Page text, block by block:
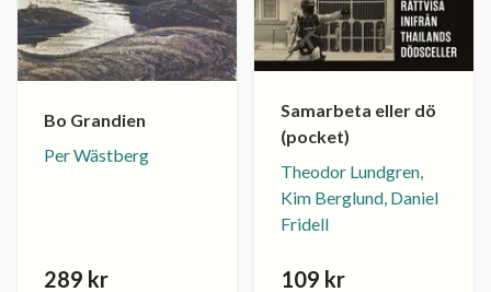
Bo Grandien
Per Wästberg
289 kr
Samarbeta eller dö
(pocket)
Theodor Lundgren,
Kim Berglund, Daniel
Fridell
109 kr